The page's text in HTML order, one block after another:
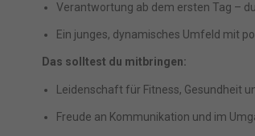
Verantwortung ab dem ersten Tag –
Ein junges, dynamisches Umfeld mit
Das solltest du mitbringen:
Leidenschaft für Fitness, Gesundheit
Freude an Kommunikation und im